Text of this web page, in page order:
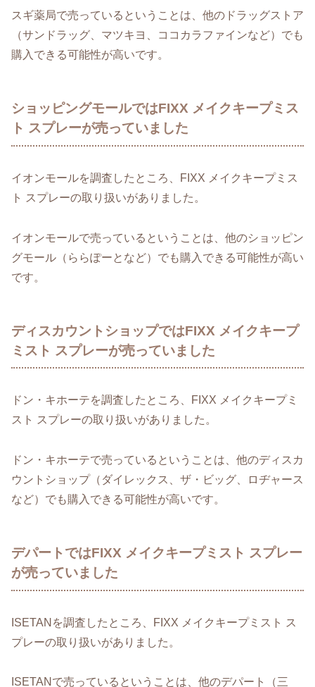
スギ薬局で売っているということは、他のドラッグストア
（サンドラッグ、マツキヨ、ココカラファインなど）でも
購入できる可能性が高いです。
ショッピングモールではFIXX メイクキープミス
ト スプレーが売っていました
イオンモールを調査したところ、FIXX メイクキープミス
ト スプレーの取り扱いがありました。
イオンモールで売っているということは、他のショッピン
グモール（ららぽーとなど）でも購入できる可能性が高い
です。
ディスカウントショップではFIXX メイクキープ
ミスト スプレーが売っていました
ドン・キホーテを調査したところ、FIXX メイクキープミ
スト スプレーの取り扱いがありました。
ドン・キホーテで売っているということは、他のディスカ
ウントショップ（ダイレックス、ザ・ビッグ、ロヂャース
など）でも購入できる可能性が高いです。
デパートではFIXX メイクキープミスト スプレー
が売っていました
ISETANを調査したところ、FIXX メイクキープミスト ス
プレーの取り扱いがありました。
ISETANで売っているということは、他のデパート（三